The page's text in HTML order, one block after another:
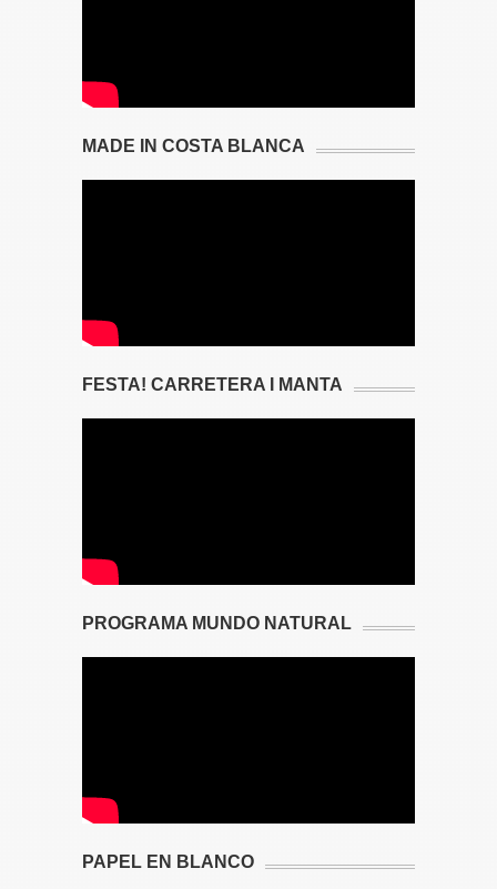
MADE IN COSTA BLANCA
FESTA! CARRETERA I MANTA
PROGRAMA MUNDO NATURAL
PAPEL EN BLANCO